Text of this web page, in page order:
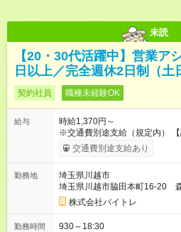
未読
【20・30代活躍中】営業ア
日以上／完全週休2日制（土
契約社員 職種未経験OK
給与
時給1,370円～
※交通費別途支給（規定内） 【試用期間】試用期間あり 試用期
間の長さ：2ヶ月 雇用形態、給
交通費別途支給あり
勤務地
埼玉県川越市
埼玉県川越市脇田本町16-20
株式会社バイトレ
勤務時間
930～18:30